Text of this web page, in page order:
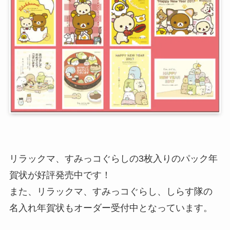
リラックマ、すみっコぐらしの3枚入りのパック年
賀状が好評発売中です！
また、リラックマ、すみっコぐらし、しらす隊の
名入れ年賀状もオーダー受付中となっています。